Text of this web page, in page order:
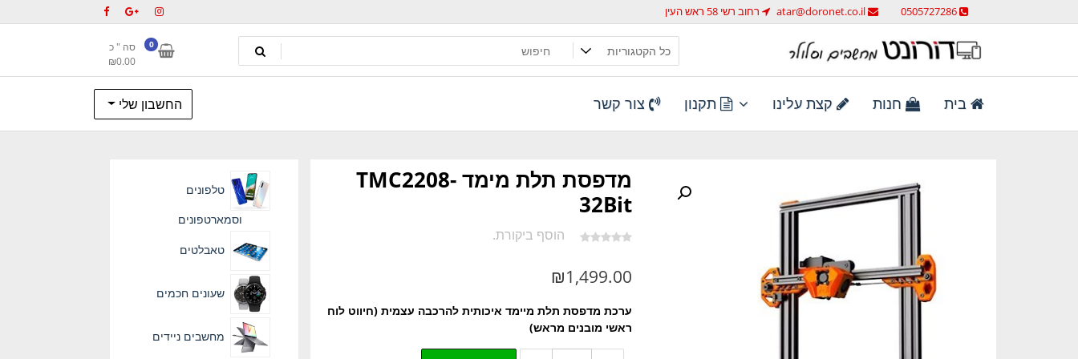
לתוכן
0505727286
atar@doronet.co.il רחוב רשי 58 ראש העין
דורונט מחשבים וסלולר
מחשבים וסלולר
0
סה " כ
₪0.00
בית חנות קצת עלינו תקנון צור קשר החשבון שלי
מדפסת תלת מימד TMC2208-
32Bit
הוסף ביקורת.
₪1,499.00
ערכת מדפסת תלת מיימד איכותית להרכבה עצמית (חיווט לוח
ראשי מובנים מראש)
טלפונים
וסמארטפונים
טאבלטים
שעונים חכמים
מחשבים ניידים